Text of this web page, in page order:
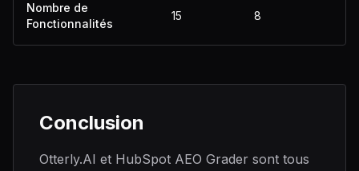
Nombre de
Fonctionnalités
15 8
Conclusion
Otterly.AI et HubSpot AEO Grader sont tous